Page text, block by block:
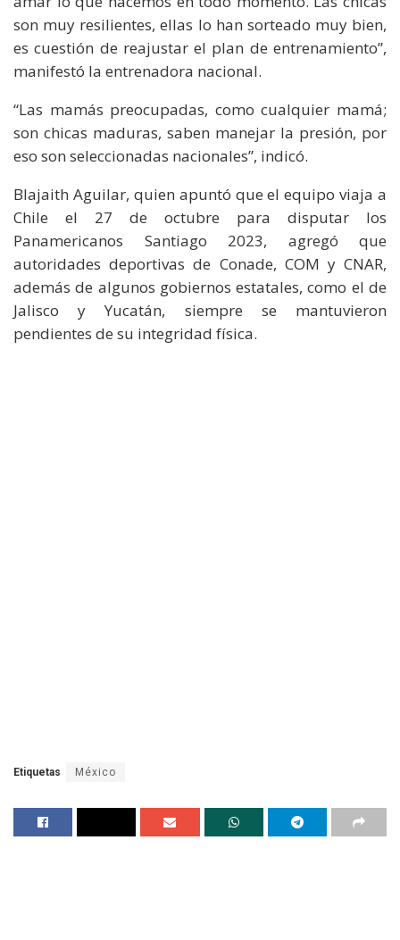
son muy resilientes, ellas lo han sorteado muy bien,
es cuestión de reajustar el plan de entrenamiento”,
manifestó la entrenadora nacional.
“Las mamás preocupadas, como cualquier mamá;
son chicas maduras, saben manejar la presión, por
eso son seleccionadas nacionales”, indicó.
Blajaith Aguilar, quien apuntó que el equipo viaja a
Chile el 27 de octubre para disputar los
Panamericanos Santiago 2023, agregó que
autoridades deportivas de Conade, COM y CNAR,
además de algunos gobiernos estatales, como el de
Jalisco y Yucatán, siempre se mantuvieron
pendientes de su integridad física.
Etiquetas México